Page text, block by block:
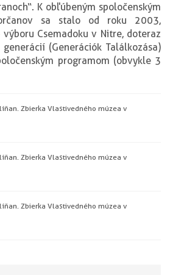
K obľúbeným spoločenským
sa stalo od roku 2003,
Csemadoku v Nitre, doteraz
(Generációk Találkozása)
programom (obvykle 3
Zbierka Vlastivedného múzea v
Zbierka Vlastivedného múzea v
Zbierka Vlastivedného múzea v